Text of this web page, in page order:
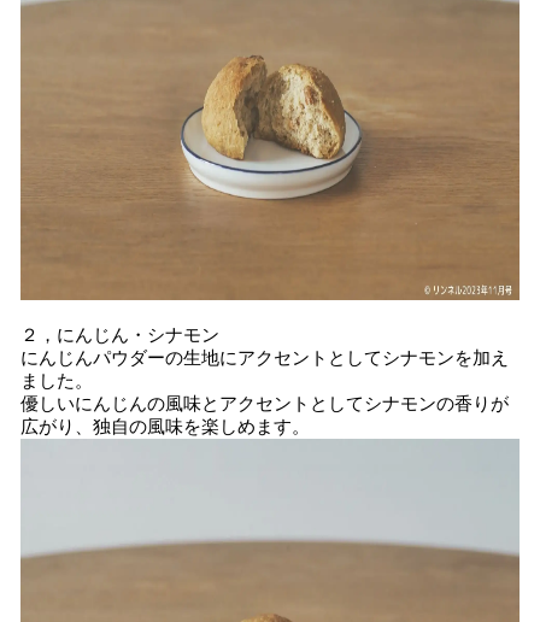
２，にんじん・シナモン
にんじんパウダーの生地にアクセントとしてシナモンを加え
ました。
優しいにんじんの風味とアクセントとしてシナモンの香りが
広がり、独自の風味を楽しめます。